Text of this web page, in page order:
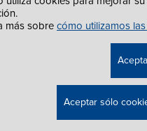
más sobre cómo utilizamos
Aceptar sólo